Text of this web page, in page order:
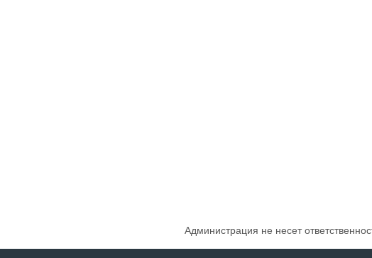
Администрация не несет